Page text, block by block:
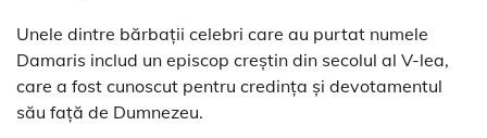
Unele dintre bărbații celebri care au purtat numele
Damaris includ un episcop creștin din secolul al V-lea,
care a fost cunoscut pentru credința și devotamentul
său față de Dumnezeu.